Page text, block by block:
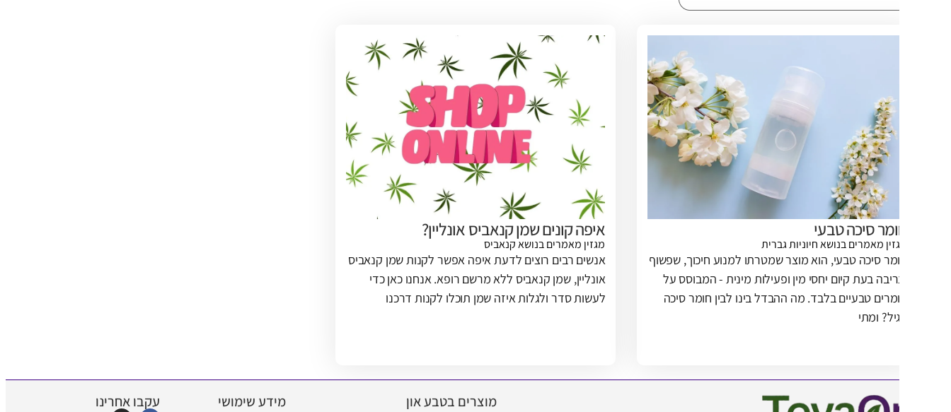
סיכה טבעי
מאמרים בנושא חיוניות גברית
סיכה טבעי, הוא מוצר שמטרתו למנוע חיכוך, שפשוף
בעת קיום יחסי מין ופעילות מינית - המבוסס על
טבעיים בלבד. מה ההבדל בינו לבין חומר סיכה
איפה קונים שמן קנאביס אונליין?
מאמרים בנושא קנאביס
אנשים רבים רוצים לדעת איפה אפשר לקנות שמן קנאביס
אונליין, שמן קנאביס ללא מרשם רופא. אנחנו כאן כדי
לעשות סדר ולגלות איזה שמן תוכלו לקנות דרכנו
מוצרים בטבע און מידע שימושי עקבו אחרינו